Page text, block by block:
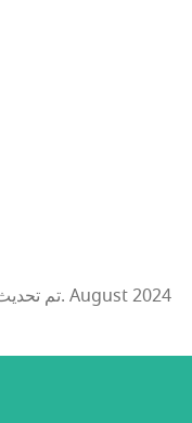
تم تحديث معلومات هذا الحدث: 5. August 2024